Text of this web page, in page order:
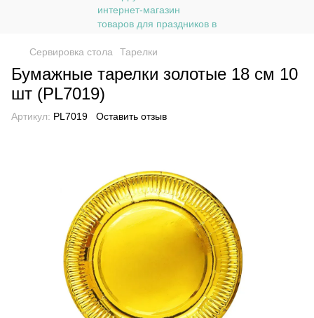
Сервировка стола Тарелки
Бумажные тарелки золотые 18 см 10
шт (PL7019)
Артикул: PL7019 Оставить отзыв